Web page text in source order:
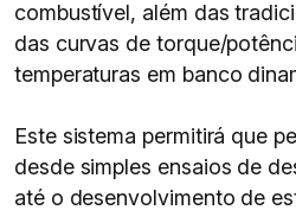
combustível, além das
das curvas de torque/
temperaturas em banco
Este sistema permitirá que
desde simples ensaios de
até o desenvolvimento de